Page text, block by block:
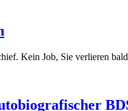
Kein Job, Sie verlieren